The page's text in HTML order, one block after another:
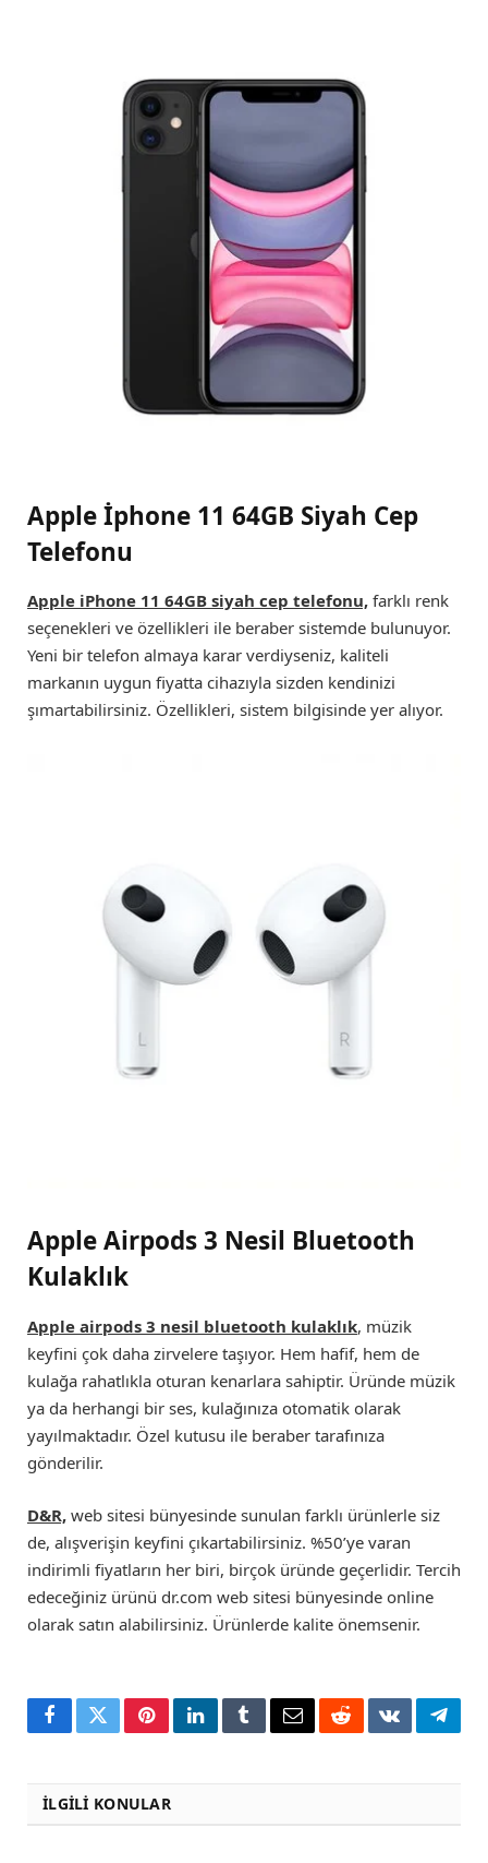
Apple İphone 11 64GB Siyah Cep
Telefonu
Apple iPhone 11 64GB siyah cep telefonu, farklı renk
seçenekleri ve özellikleri ile beraber sistemde bulunuyor.
Yeni bir telefon almaya karar verdiyseniz, kaliteli
markanın uygun fiyatta cihazıyla sizden kendinizi
şımartabilirsiniz. Özellikleri, sistem bilgisinde yer alıyor.
Apple Airpods 3 Nesil Bluetooth
Kulaklık
Apple airpods 3 nesil bluetooth kulaklık, müzik
keyfini çok daha zirvelere taşıyor. Hem hafif, hem de
kulağa rahatlıkla oturan kenarlara sahiptir. Üründe müzik
ya da herhangi bir ses, kulağınıza otomatik olarak
yayılmaktadır. Özel kutusu ile beraber tarafınıza
gönderilir.
D&R, web sitesi bünyesinde sunulan farklı ürünlerle siz
de, alışverişin keyfini çıkartabilirsiniz. %50’ye varan
indirimli fiyatların her biri, birçok üründe geçerlidir. Tercih
edeceğiniz ürünü dr.com web sitesi bünyesinde online
olarak satın alabilirsiniz. Ürünlerde kalite önemsenir.
FacebookTwitterPinterestLinkedInTumblrEmailRedditVKontakte
İLGILI KONULAR